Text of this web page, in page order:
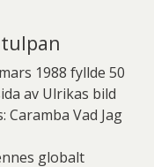
1988 fyllde 50
av Ulrikas bild
Vad Jag
globalt